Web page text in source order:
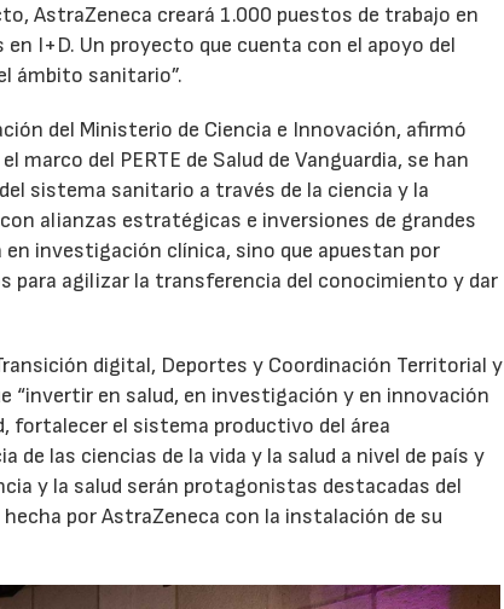
AstraZeneca creará 1.000 puestos de trabajo en
I+D. Un proyecto que cuenta con el apoyo del
ámbito sanitario”.
del Ministerio de Ciencia e Innovación, afirmó
marco del PERTE de Salud de Vanguardia, se han
sistema sanitario a través de la ciencia y la
alianzas estratégicas e inversiones de grandes
investigación clínica, sino que apuestan por
para agilizar la transferencia del conocimiento y dar
digital, Deportes y Coordinación Territorial y
“invertir en salud, en investigación y en innovación
fortalecer el sistema productivo del área
las ciencias de la vida y la salud a nivel de país y
y la salud serán protagonistas destacadas del
por AstraZeneca con la instalación de su